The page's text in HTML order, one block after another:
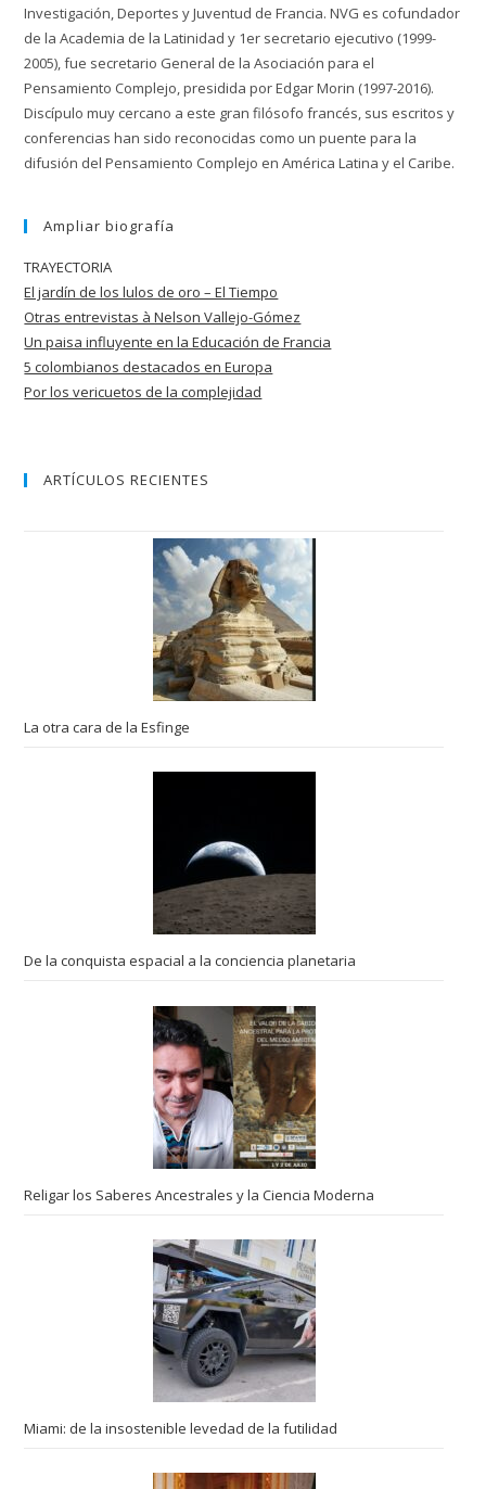
Investigación, Deportes y Juventud de Francia. NVG es cofundador
de la Academia de la Latinidad y 1er secretario ejecutivo (1999-
2005), fue secretario General de la Asociación para el
Pensamiento Complejo, presidida por Edgar Morin (1997-2016).
Discípulo muy cercano a este gran filósofo francés, sus escritos y
conferencias han sido reconocidas como un puente para la
difusión del Pensamiento Complejo en América Latina y el Caribe.
Ampliar biografía
TRAYECTORIA
El jardín de los lulos de oro – El Tiempo
Otras entrevistas à Nelson Vallejo-Gómez
Un paisa influyente en la Educación de Francia
5 colombianos destacados en Europa
Por los vericuetos de la complejidad
ARTÍCULOS RECIENTES
La otra cara de la Esfinge
De la conquista espacial a la conciencia planetaria
Religar los Saberes Ancestrales y la Ciencia Moderna
Miami: de la insostenible levedad de la futilidad